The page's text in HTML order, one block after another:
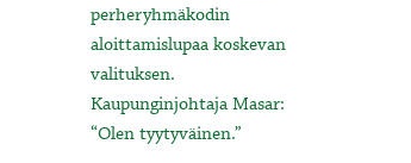
perheryhmäkodin
aloittamislupaa koskevan
valituksen.
Kaupunginjohtaja Masar:
“Olen tyytyväinen.”